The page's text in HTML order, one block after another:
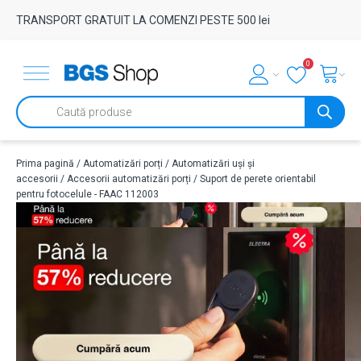
TRANSPORT GRATUIT LA COMENZI PESTE 500 lei
0
Products
search
Prima pagină / Automatizări porți / Automatizări uși și
accesorii / Accesorii automatizări porți / Suport de perete orientabil
pentru fotocelule - FAAC 112003